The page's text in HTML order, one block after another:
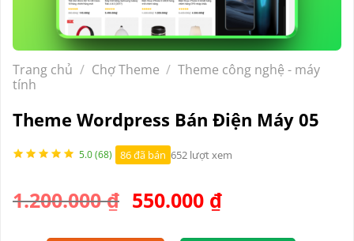
Trang chủ / Chợ Theme / Theme công nghệ - máy
tính
Theme Wordpress Bán Điện Máy 05
5.0 (68) 86 đã bán 652 lượt xem
1.200.000₫ Giá
550.000 ₫Giá